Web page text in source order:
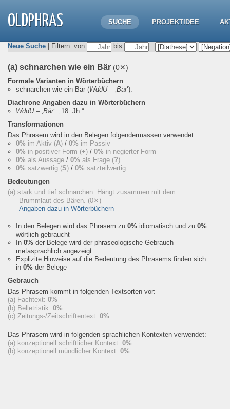
OLDPHRAS SUCHE PROJEKTIDEE
Neue Suche | Filtern: von bis
(a) schnarchen wie ein Bär (0✕)
Formale Varianten in Wörterbüchern
schnarchen wie ein Bär (WddU– ‚Bär‘).
Diachrone Angaben dazu in Wörterbüchern
WddU– ‚Bär‘: „18. Jh.“
Transformationen
Das Phrasem wird in den Belegen folgendermassen verwendet:
0% im Aktiv (A) / 0% im Passiv
0% in positiver Form (+) / 0% in negierter Form
0% als Aussage / 0% als Frage (?)
0% satzwertig (S) / 0% satzteilwertig
Bedeutungen
(a) stark und tief schnarchen. Hängt zusammen mit dem
Brummlaut des Bären. (0✕)
Angaben dazu in Wörterbüchern
In den Belegen wird das Phrasem zu 0% idiomatisch und zu 0%
wörtlich gebraucht
In 0% der Belege wird der phraseologische Gebrauch
metasprachlich angezeigt
Explizite Hinweise auf die Bedeutung des Phrasems finden sich
in 0% der Belege
Gebrauch
Das Phrasem kommt in folgenden Textsorten vor:
(a) Fachtext: 0%
(b) Belletristik: 0%
(c) Zeitungs-/Zeitschriftentext: 0%
Das Phrasem wird in folgenden sprachlichen Kontexten verwendet:
(a) konzeptionell schriftlicher Kontext: 0%
(b) konzeptionell mündlicher Kontext: 0%